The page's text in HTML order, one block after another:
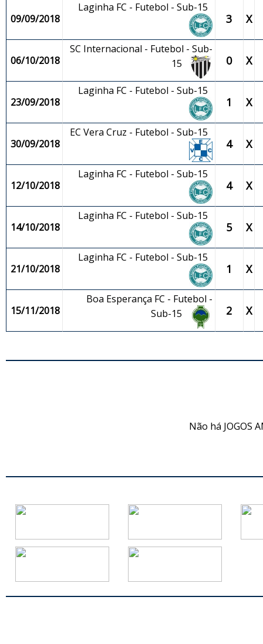
09/09/2018
Laginha FC - Futebol - Sub-15
3 X
06/10/2018
SC Internacional - Futebol - Sub-
15
0 X
23/09/2018
Laginha FC - Futebol - Sub-15
1 X
30/09/2018
EC Vera Cruz - Futebol - Sub-15
4 X
12/10/2018
Laginha FC - Futebol - Sub-15
4 X
14/10/2018
Laginha FC - Futebol - Sub-15
5 X
21/10/2018
Laginha FC - Futebol - Sub-15
1 X
15/11/2018
Boa Esperança FC - Futebol -
Sub-15
2 X
Não há JOGOS